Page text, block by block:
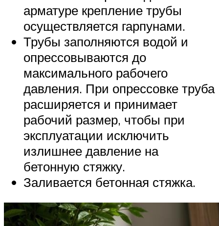
арматуре крепление трубы
осуществляется гарпунами.
Трубы заполняются водой и
опрессовываются до
максимального рабочего
давления. При опрессовке труба
расширяется и принимает
рабочий размер, чтобы при
эксплуатации исключить
излишнее давление на
бетонную стяжку.
Заливается бетонная стяжка.